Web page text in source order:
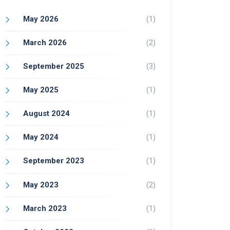
May 2026 (1)
March 2026 (2)
September 2025 (3)
May 2025 (1)
August 2024 (1)
May 2024 (1)
September 2023 (1)
May 2023 (2)
March 2023 (1)